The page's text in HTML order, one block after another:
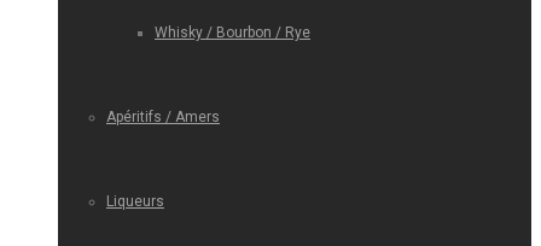
Whisky / Bourbon / Rye
Apéritifs / Amers
Liqueurs